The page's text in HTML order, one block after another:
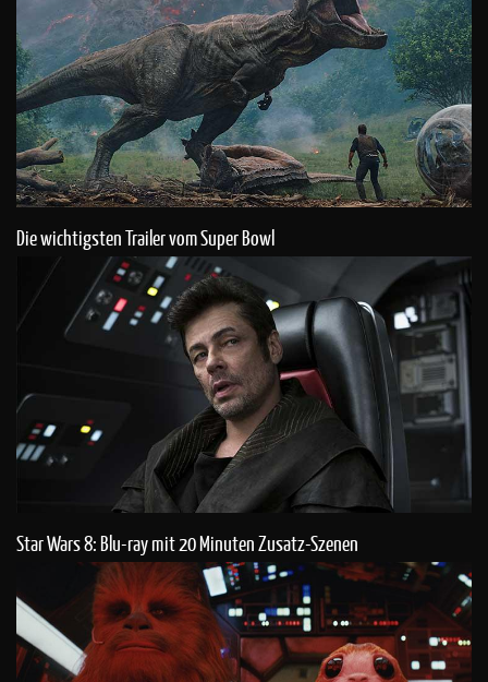
Die wichtigsten Trailer vom Super Bowl
Star Wars 8: Blu-ray mit 20 Minuten Zusatz-Szenen